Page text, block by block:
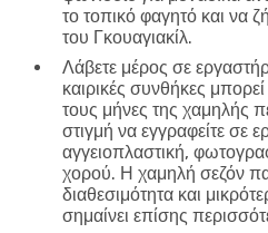
το τοπικό φαγητό και να
του Γκουαγιακίλ.
Λάβετε μέρος σε
καιρικές συνθήκες μπορεί
τους μήνες της χαμηλής
στιγμή να εγγραφείτε σε
αγγειοπλαστική,
χορού. Η χαμηλή σεζόν
διαθεσιμότητα και
σημαίνει επίσης